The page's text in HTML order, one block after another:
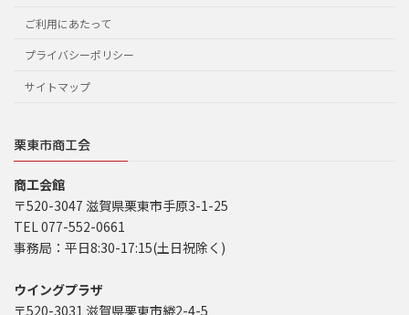
ご利用にあたって
プライバシーポリシー
サイトマップ
栗東市商工会
商工会館
〒520-3047 滋賀県栗東市手原3-1-25
TEL 077-552-0661
事務局：平日8:30-17:15(土日祝除く)
ウイングプラザ
〒520-3031 滋賀県栗東市綣2-4-5